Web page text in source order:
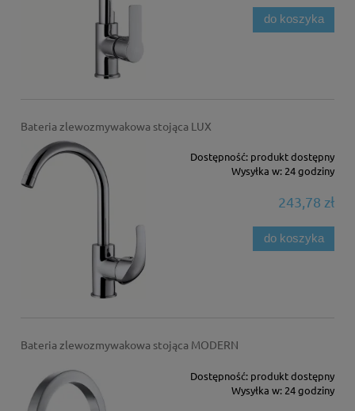
do koszyka
Bateria zlewozmywakowa stojąca LUX
Dostępność: produkt dostępny
Wysyłka w: 24 godziny
243,78 zł
do koszyka
Bateria zlewozmywakowa stojąca MODERN
Dostępność: produkt dostępny
Wysyłka w: 24 godziny